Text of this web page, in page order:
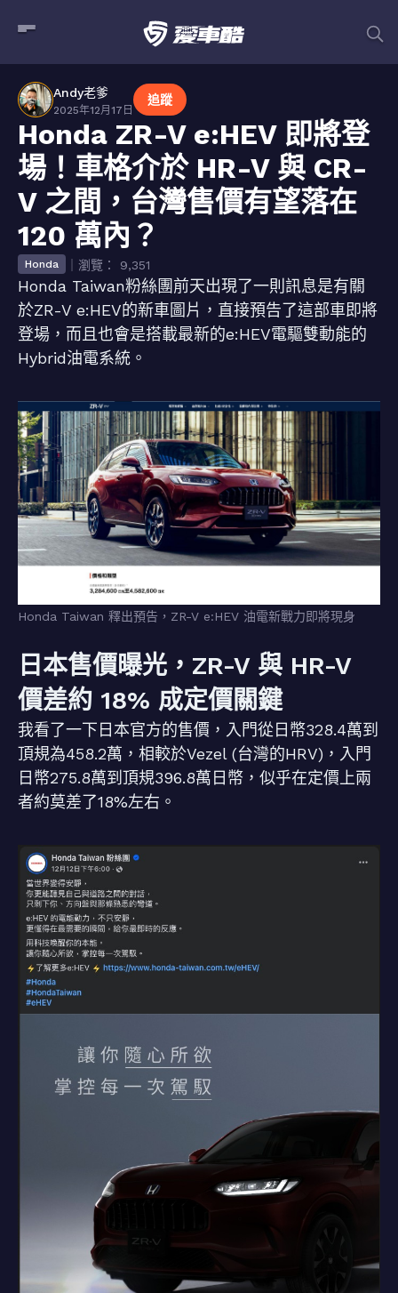
Andy老爹
2025年12月17日
追蹤
Honda ZR-V e:HEV 即將登
場！車格介於 HR-V 與 CR-
V 之間，台灣售價有望落在
120 萬內？
Honda ｜瀏覽： 9,351
Honda Taiwan粉絲團前天出現了一則訊息是有關
於ZR-V e:HEV的新車圖片，直接預告了這部車即將
登場，而且也會是搭載最新的e:HEV電驅雙動能的
Hybrid油電系統。
Honda Taiwan 釋出預告，ZR-V e:HEV 油電新戰力即將現身
日本售價曝光，ZR-V 與 HR-V
價差約 18% 成定價關鍵
我看了一下日本官方的售價，入門從日幣328.4萬到
頂規為458.2萬，相較於Vezel (台灣的HRV)，入門
日幣275.8萬到頂規396.8萬日幣，似乎在定價上兩
者約莫差了18%左右。